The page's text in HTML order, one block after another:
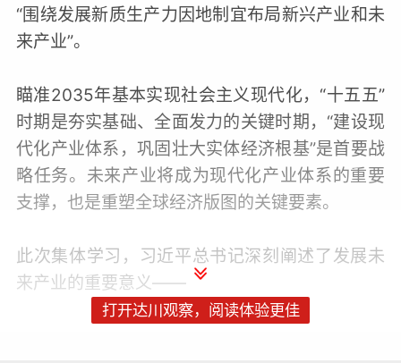
“围绕发展新质生产力因地制宜布局新兴产业和未
来产业”。
瞄准2035年基本实现社会主义现代化，“十五五”
时期是夯实基础、全面发力的关键时期，“建设现
代化产业体系，巩固壮大实体经济根基”是首要战
略任务。未来产业将成为现代化产业体系的重要
支撑，也是重塑全球经济版图的关键要素。
此次集体学习，习近平总书记深刻阐述了发展未
来产业的重要意义——
打开达川观察，阅读体验更佳